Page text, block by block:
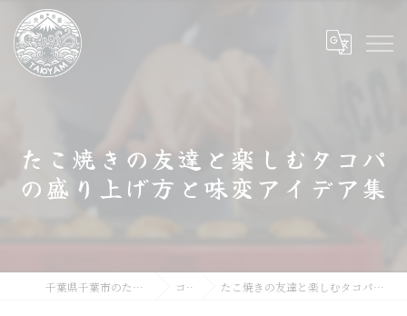
たこ焼きの友達と楽しむタコパ
の盛り上げ方と味変アイデア集
千葉県千葉市のたこ焼きならたこやま コラム たこ焼きの友達と楽しむタコパの盛り上げ方と味変アイデア集